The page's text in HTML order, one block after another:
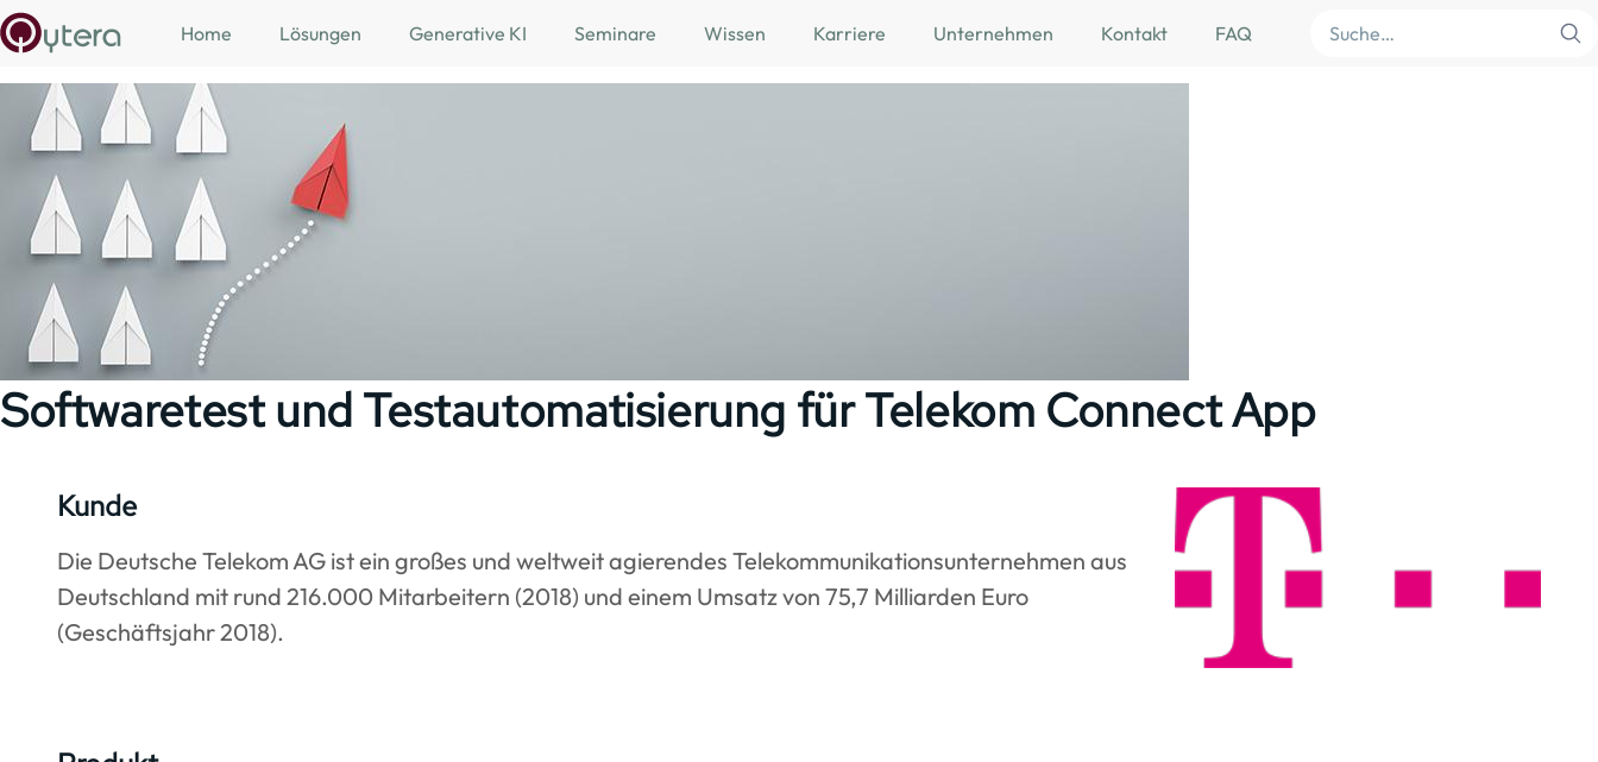
Skip to main content
Home
Lösungen Generative KI Seminare Wissen Karriere Unternehmen Kontakt FAQ
Softwaretest und Testautomatisierung für Telekom Connect App
Kunde
Die Deutsche Telekom AG ist ein großes und weltweit agierendes Telekommunikationsunternehmen aus
Deutschland mit rund 216.000 Mitarbeitern (2018) und einem Umsatz von 75,7 Milliarden Euro
(Geschäftsjahr 2018).
Image